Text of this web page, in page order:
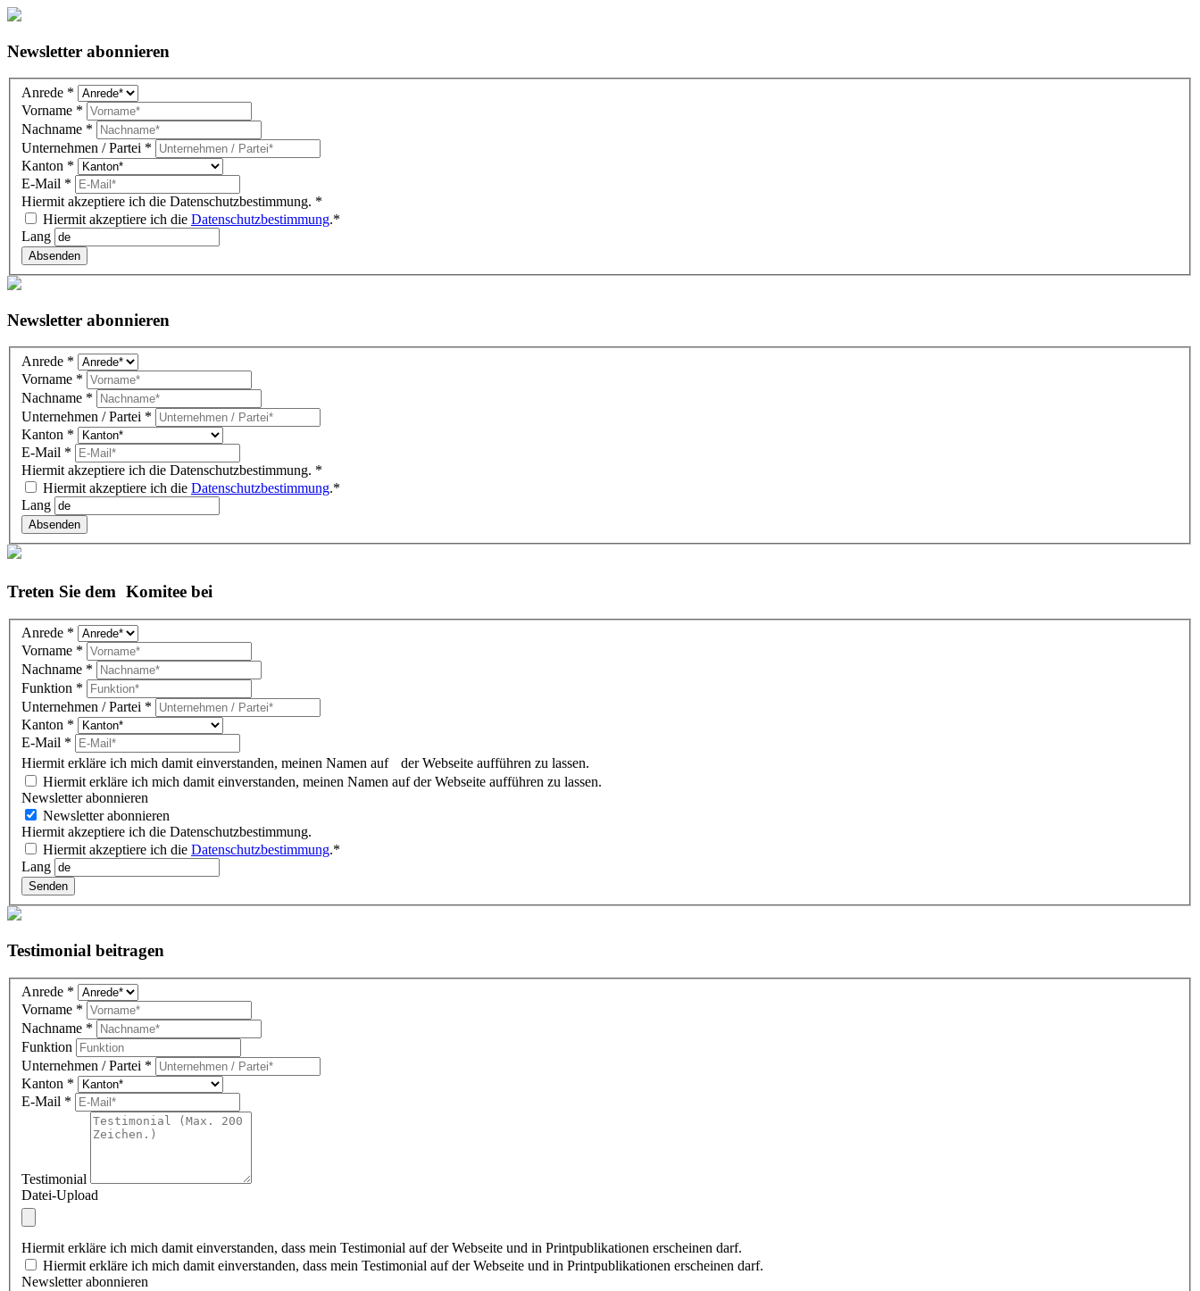
Newsletter abonnieren
Newsletter
DE
(overlay)
Anrede *
Vorname *
Nachname *
Unternehmen / Partei *
Kanton *
E-Mail *
Hiermit akzeptiere ich die Datenschutzbestimmung. *
Hiermit akzeptiere ich die Datenschutzbestimmung.*
Lang
Absenden
Newsletter abonnieren
Newsletter
DE
(Gutenberg
block)
Anrede *
Vorname *
Nachname *
Unternehmen / Partei *
Kanton *
E-Mail *
Hiermit akzeptiere ich die Datenschutzbestimmung. *
Hiermit akzeptiere ich die Datenschutzbestimmung.*
Lang
Absenden
Treten Sie dem Komitee bei
Komitee
DE
(overlay)
Anrede *
Vorname *
Nachname *
Funktion *
Unternehmen / Partei *
Kanton *
E-Mail *
Hiermit erkläre ich mich damit einverstanden, meinen Namen auf der Webseite aufführen zu lassen.
Hiermit erkläre ich mich damit einverstanden, meinen Namen auf der Webseite aufführen zu lassen.
Newsletter abonnieren
Newsletter abonnieren
Hiermit akzeptiere ich die Datenschutzbestimmung.
Hiermit akzeptiere ich die Datenschutzbestimmung.*
Lang
Senden
Testimonial beitragen
Testimonial
DE
(overlay)
Anrede *
Vorname *
Nachname *
Funktion
Unternehmen / Partei *
Kanton *
E-Mail *
Testimonial
Datei-Upload
Hiermit erkläre ich mich damit einverstanden, dass mein Testimonial auf der Webseite und in Printpublikationen erscheinen darf.
Hiermit erkläre ich mich damit einverstanden, dass mein Testimonial auf der Webseite und in Printpublikationen erscheinen darf.
Newsletter abonnieren